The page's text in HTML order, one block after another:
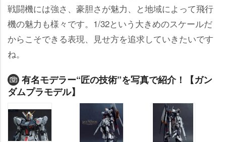
戦闘機には強さ、豪胆さが魅力、と地域によって飛行
機の魅力も様々です。1/32という大きめのスケールだ
からこそできる表現、見せ方を追求していきたいです
ね。
有名モデラー“匠の技術”を写真で紹介！【ガン
ダムプラモデル】